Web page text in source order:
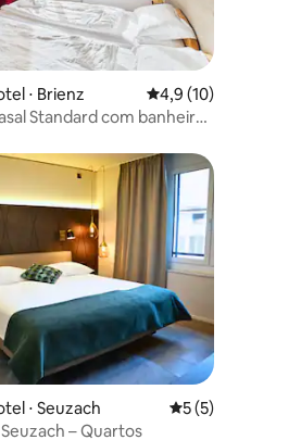
de 5, 3 avaliações
⋅ Brienz 4,9 de uma
4,9 (10)
Standard com banheiro
⋅ Seuzach 5 de uma
5 (5)
– Quartos